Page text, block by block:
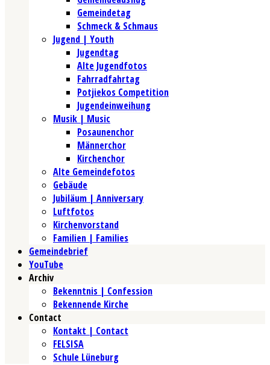
Gemeindetag
Schmeck & Schmaus
Jugend | Youth
Jugendtag
Alte Jugendfotos
Fahrradfahrtag
Potjiekos Competition
Jugendeinweihung
Musik | Music
Posaunenchor
Männerchor
Kirchenchor
Alte Gemeindefotos
Gebäude
Jubiläum | Anniversary
Luftfotos
Kirchenvorstand
Familien | Families
Gemeindebrief
YouTube
Archiv
Bekenntnis | Confession
Bekennende Kirche
Contact
Kontakt | Contact
FELSISA
Schule Lüneburg